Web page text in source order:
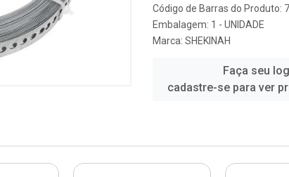
Código de Barras do Produto:
Embalagem: 1 - UNIDADE
Marca: SHEKINAH
Faça seu
cadastre-se para ver